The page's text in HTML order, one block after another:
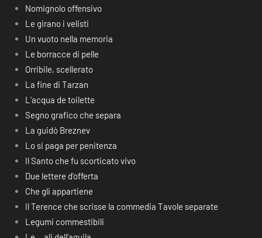
Nomignolo offensivo
Le girano i velisti
Un vuoto nella memoria
Le borracce di pelle
Orribile, scellerato
La fine di Tarzan
L’acqua de toilette
Segno grafico che separa
La guidò Breznev
Lo si paga per penitenza
Il Santo che fu scorticato vivo
Due lettere d’offerta
Che gli appartiene
Il Terence che scrisse la commedia Tavole separate
Legumi commestibili